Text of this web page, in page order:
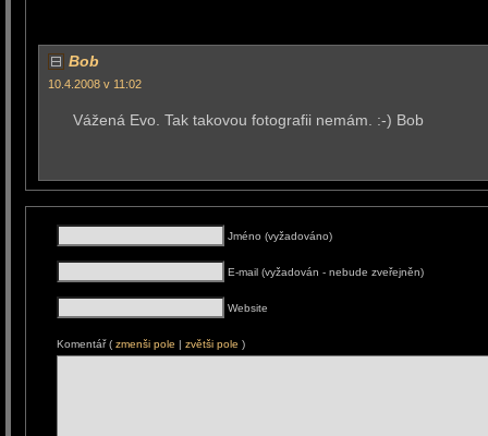
Bob
10.4.2008 v 11:02
Vážená Evo. Tak takovou fotografii nemám. :-) Bob
Jméno (vyžadováno)
E-mail (vyžadován - nebude zveřejněn)
Website
Komentář ( zmenši pole | zvětši pole )